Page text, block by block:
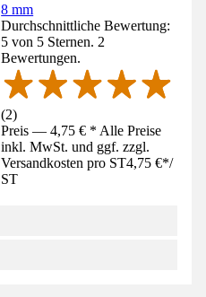
8 mm
Durchschnittliche Bewertung:
5 von 5 Sternen. 2
Bewertungen.
(2)
Preis — 4,75 € * Alle Preise
inkl. MwSt. und ggf. zzgl.
Versandkosten pro ST4,75 €*/
ST